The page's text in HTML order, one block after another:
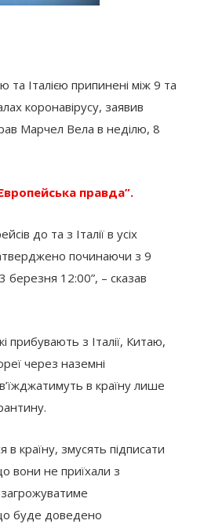
та Італією припинені між 9 та
коронавірусу, заявив
Марчел Вела в неділю, 8
правда”.
до та з Італії в усіх
починаючи з 9
12:00”, – сказав
прибувають з Італії, Китаю,
через наземні
в країну лише
в країну, змусять підписати
вони не приїхали з
буде доведено